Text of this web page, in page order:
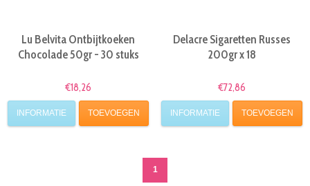
Lu Belvita Ontbijtkoeken
Chocolade 50gr - 30 stuks
€18,26
INFORMATIE TOEVOEGEN
Delacre Sigaretten Russes
200gr x 18
€72,86
INFORMATIE TOEVOEGEN
1